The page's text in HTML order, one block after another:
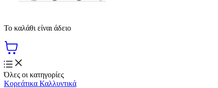
Το καλάθι είναι άδειο
Όλες οι κατηγορίες
Κορεάτικα Καλλυντικά